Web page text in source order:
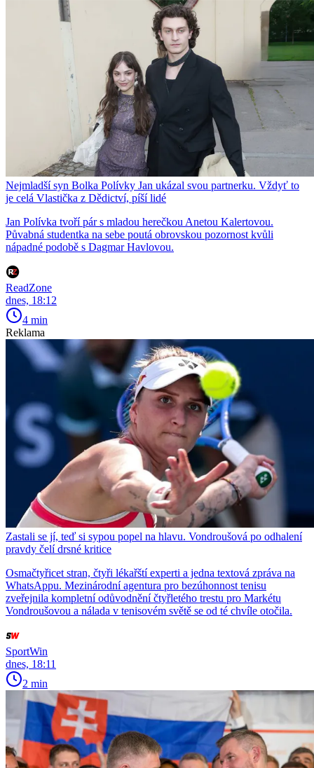
Nejmladší syn Bolka Polívky Jan ukázal svou partnerku. Vždyť to
je celá Vlastička z Dědictví, píší lidé
Jan Polívka tvoří pár s mladou herečkou Anetou Kalertovou.
Půvabná studentka na sebe poutá obrovskou pozornost kvůli
nápadné podobě s Dagmar Havlovou.
ReadZone
dnes, 18:12
4 min
Reklama
Zastali se jí, teď si sypou popel na hlavu. Vondroušová po odhalení
pravdy čelí drsné kritice
Osmačtyřicet stran, čtyři lékařští experti a jedna textová zpráva na
WhatsAppu. Mezinárodní agentura pro bezúhonnost tenisu
zveřejnila kompletní odůvodnění čtyřletého trestu pro Markétu
Vondroušovou a nálada v tenisovém světě se od té chvíle otočila.
SportWin
dnes, 18:11
2 min